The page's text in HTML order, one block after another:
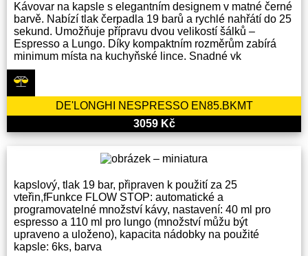
Kávovar na kapsle s elegantním designem v matné černé
barvě. Nabízí tlak čerpadla 19 barů a rychlé nahřátí do 25
sekund. Umožňuje přípravu dvou velikostí šálků –
Espresso a Lungo. Díky kompaktním rozměrům zabírá
minimum místa na kuchyňské lince. Snadné vk
DE'LONGHI NESPRESSO EN85.BKMT
3059 Kč
kapslový, tlak 19 bar, připraven k použití za 25
vteřin,fFunkce FLOW STOP: automatické a
programovatelné množství kávy, nastavení: 40 ml pro
espresso a 110 ml pro lungo (množství můžu být
upraveno a uloženo), kapacita nádobky na použité
kapsle: 6ks, barva